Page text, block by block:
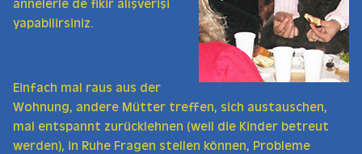
annelerle de fikir alışverişi
yapabilirsiniz.
Einfach mal raus aus der
Wohnung, andere Mütter treffen, sich austauschen,
mal entspannt zurücklehnen (weil die Kinder betreut
werden), in Ruhe Fragen stellen können, Probleme